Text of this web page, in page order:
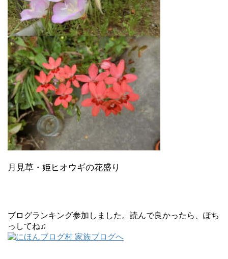
月見草・姫ヒオウギの花盛り
ブログランキング参加しました。読んで良かったら、ぽち
っしてね♫